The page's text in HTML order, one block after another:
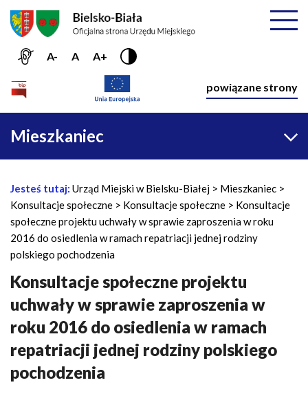
Przejdź do menu głównego
Przejdź do treści
Mapa serwisu
A- A A+
powiązane strony
Główna
nawigacja
Mieszkaniec
Ś
c
i
e
ż
k
n
a
w
g
Jesteś tutaj: Urząd Miejski w Bielsku-Białej
Mieszkaniec
Konsultacje społeczne
Konsultacje społeczne
Konsultacje
społeczne projektu uchwały w sprawie zaproszenia w roku
2016 do osiedlenia w ramach repatriacji jednej rodziny
polskiego pochodzenia
Konsultacje społeczne projektu
uchwały w sprawie zaproszenia w
roku 2016 do osiedlenia w ramach
repatriacji jednej rodziny polskiego
pochodzenia